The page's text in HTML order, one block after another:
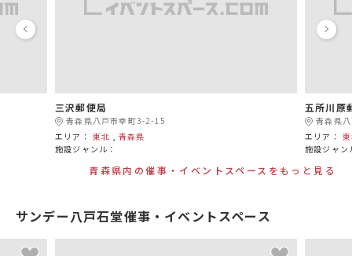
三沢郵便局
青森県八戸市幸町3-2-15
エリア： 東北 ,青森県
施設ジャンル：
五所川原
青森県
エリア：
施設ジャン
青森県内の催事・イベントスペースをもっと見る
サンデー八戸石堂催事・イベントスペース